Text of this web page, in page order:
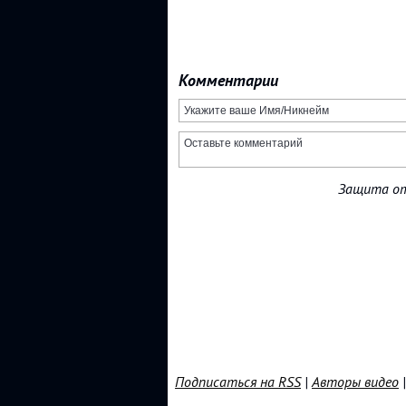
Комментарии
Защита
Подписаться на RSS|Авторы видео